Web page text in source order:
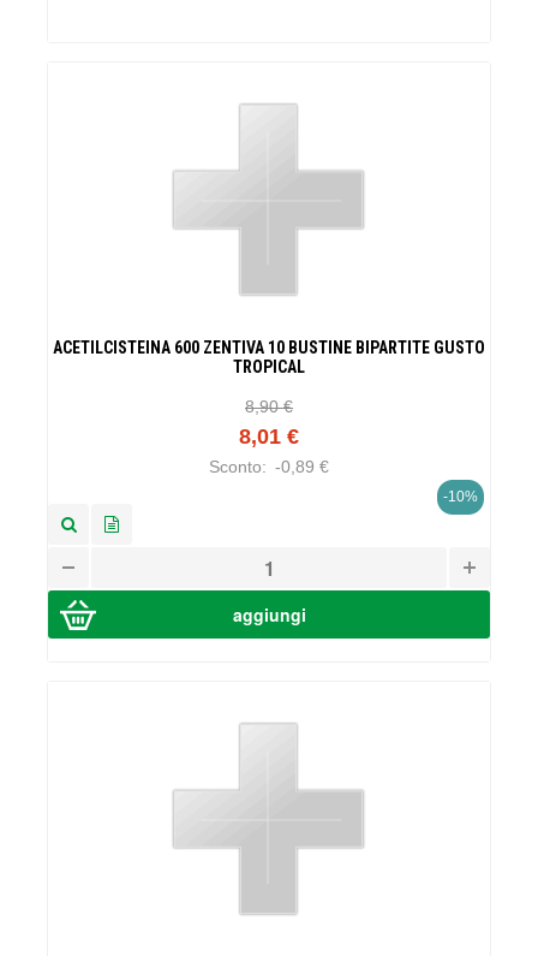
ACETILCISTEINA 600 ZENTIVA 10 BUSTINE BIPARTITE GUSTO
TROPICAL
8,90 €
8,01 €
Sconto: -0,89 €
-10%